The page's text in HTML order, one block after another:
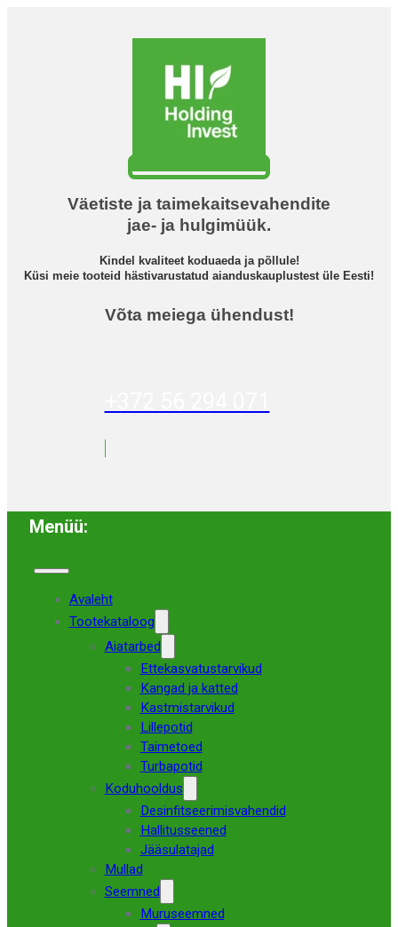
Väetiste ja taimekaitsevahendite
jae- ja hulgimüük.
Kindel kvaliteet koduaeda ja põllule!
Küsi meie tooteid hästivarustatud aianduskauplustest üle Eesti!
Võta meiega ühendust!
Menüü:
Avaleht
Tootekataloog
Aiatarbed
Ettekasvatustarvikud
Kangad ja katted
Kastmistarvikud
Lillepotid
Taimetoed
Turbapotid
Koduhooldus
Desinfitseerimisvahendid
Hallitusseened
Jääsulatajad
Mullad
Seemned
Muruseemned